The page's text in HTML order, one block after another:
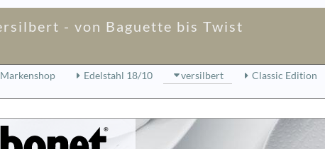
- von Baguette bis Twist
Markenshop Edelstahl 18/10 versilbert Classic Edition